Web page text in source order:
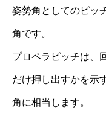
姿勢角としてのピッ
角です。
プロペラピッチは、
だけ押し出すかを示
角に相当します。